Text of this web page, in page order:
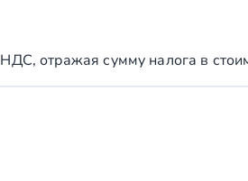
отражая сумму налога в